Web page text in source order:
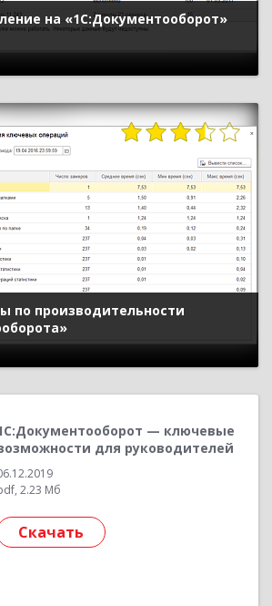
на «1С:Документооборот»
по производительности
— ключевые
для руководителей
2.23 Мб
Скачать